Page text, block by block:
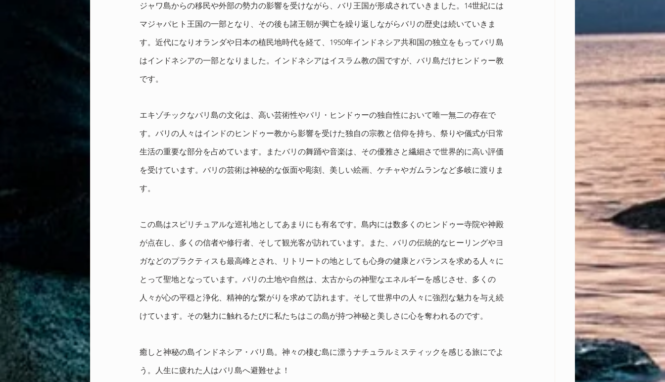
ジャワ島からの移民や外部の勢力の影響を受けながら、バリ王国が形成されていきました。14世紀には
マジャパヒト王国の一部となり、その後も諸王朝が興亡を繰り返しながらバリの歴史は続いていきま
す。近代になりオランダや日本の植民地時代を経て、1950年インドネシア共和国の独立をもってバリ島
はインドネシアの一部となりました。インドネシアはイスラム教の国ですが、バリ島だけヒンドゥー教
です。
エキゾチックなバリ島の文化は、高い芸術性やバリ・ヒンドゥーの独自性において唯一無二の存在で
す。バリの人々はインドのヒンドゥー教から影響を受けた独自の宗教と信仰を持ち、祭りや儀式が日常
生活の重要な部分を占めています。またバリの舞踊や音楽は、その優雅さと繊細さで世界的に高い評価
を受けています。バリの芸術は神秘的な仮面や彫刻、美しい絵画、ケチャやガムランなど多岐に渡りま
す。
この島はスピリチュアルな巡礼地としてあまりにも有名です。島内には数多くのヒンドゥー寺院や神殿
が点在し、多くの信者や修行者、そして観光客が訪れています。また、バリの伝統的なヒーリングやヨ
ガなどのプラクティスも最高峰とされ、リトリートの地としても心身の健康とバランスを求める人々に
とって聖地となっています。バリの土地や自然は、太古からの神聖なエネルギーを感じさせ、多くの
人々が心の平穏と浄化、精神的な繋がりを求めて訪れます。そして世界中の人々に強烈な魅力を与え続
けています。その魅力に触れるたびに私たちはこの島が持つ神秘と美しさに心を奪われるのです。
癒しと神秘の島インドネシア・バリ島。神々の棲む島に漂うナチュラルミスティックを感じる旅にでよ
う。人生に疲れた人はバリ島へ避難せよ！